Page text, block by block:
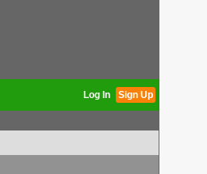
Log In Sign Up